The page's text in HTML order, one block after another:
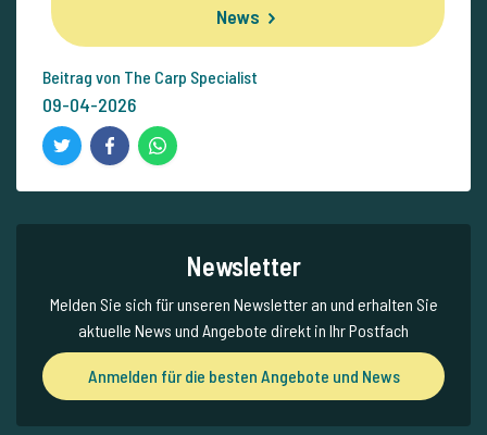
News
Beitrag von The Carp Specialist
09-04-2026
Newsletter
Melden Sie sich für unseren Newsletter an und erhalten Sie
aktuelle News und Angebote direkt in Ihr Postfach
Anmelden für die besten Angebote und News